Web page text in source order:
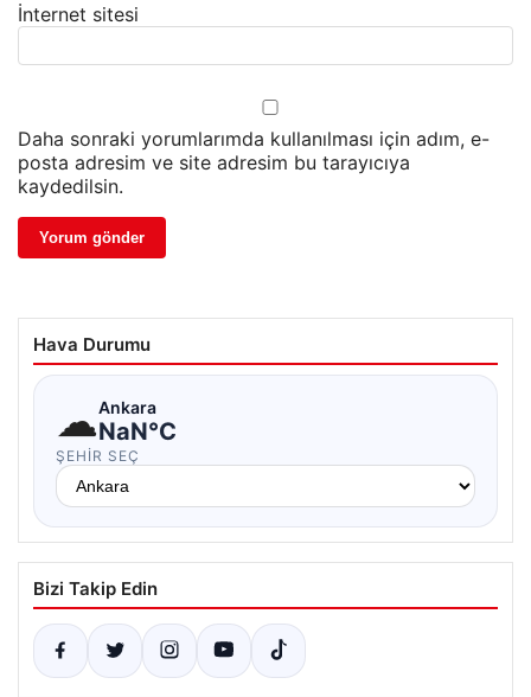
İnternet sitesi
Daha sonraki yorumlarımda kullanılması için adım, e-
posta adresim ve site adresim bu tarayıcıya
kaydedilsin.
Hava Durumu
☁Ankara
NaN°C
ŞEHIR SEÇ
Bizi Takip Edin